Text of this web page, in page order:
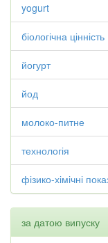
yogurt
біологічна цінність
йогурт
йод
молоко-питне
технологія
фізико-хімічні
за датою випуску